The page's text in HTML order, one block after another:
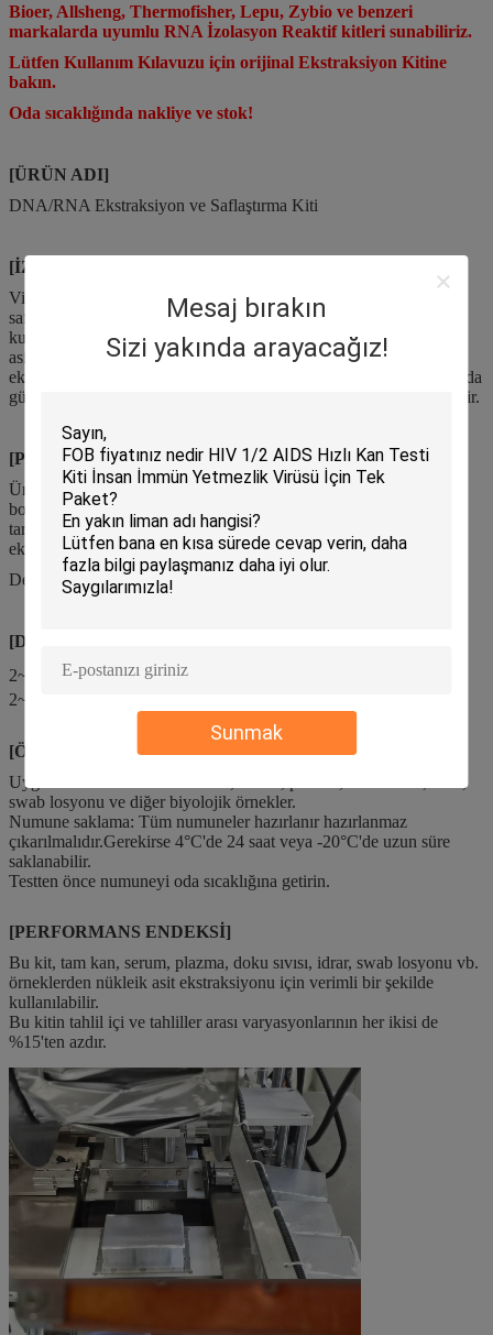
Mesaj bırakın
Sizi yakında arayacağız!
Sunmak
Bioer, Allsheng, Thermofisher, Lepu, Zybio ve benzeri
markalarda uyumlu RNA İzolasyon Reaktif kitleri sunabiliriz.
Lütfen Kullanım Kılavuzu için orijinal Ekstraksiyon Kitine
bakın.
Oda sıcaklığında nakliye ve stok!
[ÜRÜN ADI]
DNA/RNA Ekstraksiyon ve Saflaştırma Kiti
[İZOLASYON KİTİ KULLANIM AMACI]
Viral nükleik asitten nükleik asitleri çıkarmak, zenginleştirmek ve
saflaştırmak.Tedavi sonrası numune in vitro tanı için
kullanılabilir.Yüksek saflıkta ve yüksek konsantrasyonda nükleik
asit, çeşitli sıvı numunelerden hızlı bir şekilde ekstrakte edilebilir,
ekstrakte edilen nükleik asit, genomik araştırma, hastalık tespiti, gıda
güvenliği ve adli tanımlama vb. gibi alt uygulamalarda kullanılabilir.
[PRENSİPİZOLASYON KİTİ ]
Ürün, manyetik boncuk adsorpsiyon prensibini kullanır.Manyetik
boncuklar, viral nükleik asidin transferi için bir manyetik çubuk
tarafından adsorbe edilir, aktarılır ve salınır ve nükleik asit
ekstraksiyonunu otomatik olarak tamamlar.
Dewei Otomatik Nükleik Asit Ekstraksiyon Aleti ile uyumludur.
[DEPOLAMA VE RAF ÖMRÜ]
2~30℃'de nakliye;
2~25℃'de saklayın, raf ömrü 12 aydır.
[ÖRNEK KOLEKSİYON]
Uygulanabilir örnekler: tam kan, serum, plazma, doku sıvısı, idrar,
swab losyonu ve diğer biyolojik örnekler.
Numune saklama: Tüm numuneler hazırlanır hazırlanmaz
çıkarılmalıdır.Gerekirse 4°C'de 24 saat veya -20°C'de uzun süre
saklanabilir.
Testten önce numuneyi oda sıcaklığına getirin.
[PERFORMANS ENDEKSİ]
Bu kit, tam kan, serum, plazma, doku sıvısı, idrar, swab losyonu vb.
örneklerden nükleik asit ekstraksiyonu için verimli bir şekilde
kullanılabilir.
Bu kitin tahlil içi ve tahliller arası varyasyonlarının her ikisi de
%15'ten azdır.